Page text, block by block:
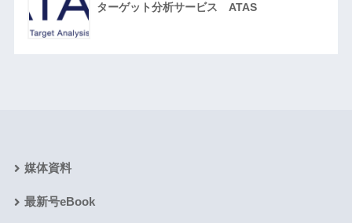
ターゲット分析サービス ATAS
媒体資料
最新号eBook